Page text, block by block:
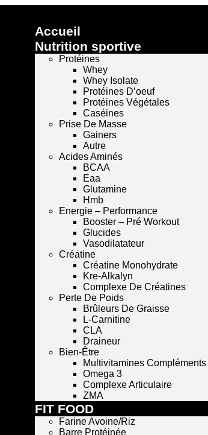
Accueil
Nutrition sportive
Protéines
Whey
Whey Isolate
Protéines D’oeuf
Protéines Végétales
Caséines
Prise De Masse
Gainers
Autre
Acides Aminés
BCAA
Eaa
Glutamine
Hmb
Energie – Performance
Booster – Pré Workout
Glucides
Vasodilatateur
Créatine
Créatine Monohydrate
Kre-Alkalyn
Complexe De Créatines
Perte De Poids
Brûleurs De Graisse
L-Carnitine
CLA
Draineur
Bien-Être
Multivitamines Compléments
Omega 3
Complexe Articulaire
ZMA
FIT FOOD
Farine Avoine/Riz
Barre Protéinée